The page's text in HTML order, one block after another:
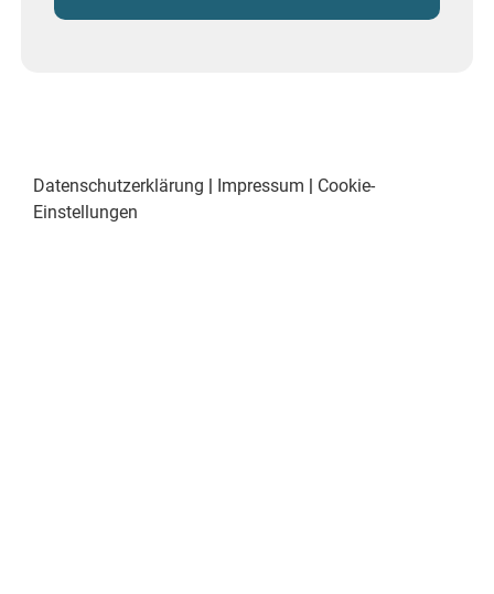
Datenschutzerklärung | Impressum | Cookie-
Einstellungen